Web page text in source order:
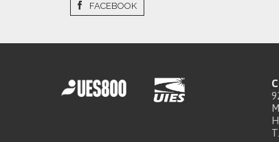
FACEBOOK